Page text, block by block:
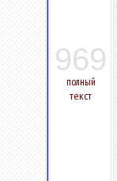
969
полный
текст